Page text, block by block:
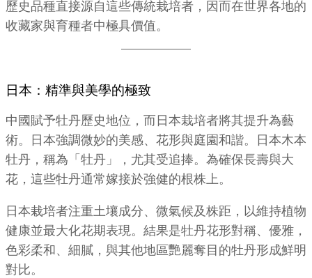
歷史品種直接源自這些傳統栽培者，因而在世界各地的
收藏家與育種者中極具價值。
日本：精準與美學的極致
中國賦予牡丹歷史地位，而日本栽培者將其提升為藝
術。日本強調微妙的美感、花形與庭園和諧。日本木本
牡丹，稱為「牡丹」，尤其受追捧。為確保長壽與大
花，這些牡丹通常嫁接於強健的根株上。
日本栽培者注重土壤成分、微氣候及株距，以維持植物
健康並最大化花期表現。結果是牡丹花形對稱、優雅，
色彩柔和、細膩，與其他地區艷麗奪目的牡丹形成鮮明
對比。